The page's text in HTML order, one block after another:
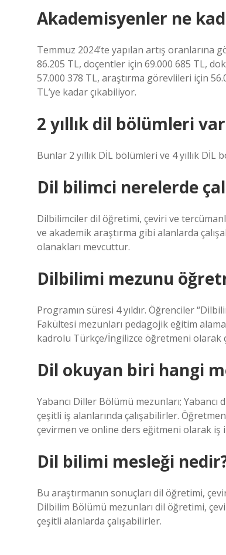
Akademisyenler ne
Temmuz 2024’te yapılan artış
86.205 TL, doçentler için 69.000 685 TL,
57.000 378 TL, araştırma görevlileri için
TL’ye kadar çıkabiliyor.
2 yıllık dil bölümleri var
Bunlar 2 yıllık DİL bölümleri ve 4 yıllık DİL
Dil bilimci nerelerde
Dilbilimciler dil öğretimi, çeviri ve
ve akademik araştırma gibi alanlarda
olanakları mevcuttur.
Dilbilimi mezunu
Programın süresi 4 yıldır. Öğrenciler
Fakültesi mezunları pedagojik eğitim
kadrolu Türkçe/İngilizce öğretmeni olarak
Dil okuyan biri hangi
Yabancı Diller Bölümü mezunları;
çeşitli iş alanlarında çalışabilirler.
çevirmen ve online ders eğitmeni olarak iş
Dil bilimi mesleği
Bu araştırmanın sonuçları dil öğretimi,
Dilbilim Bölümü mezunları dil öğretimi,
çeşitli alanlarda çalışabilirler.